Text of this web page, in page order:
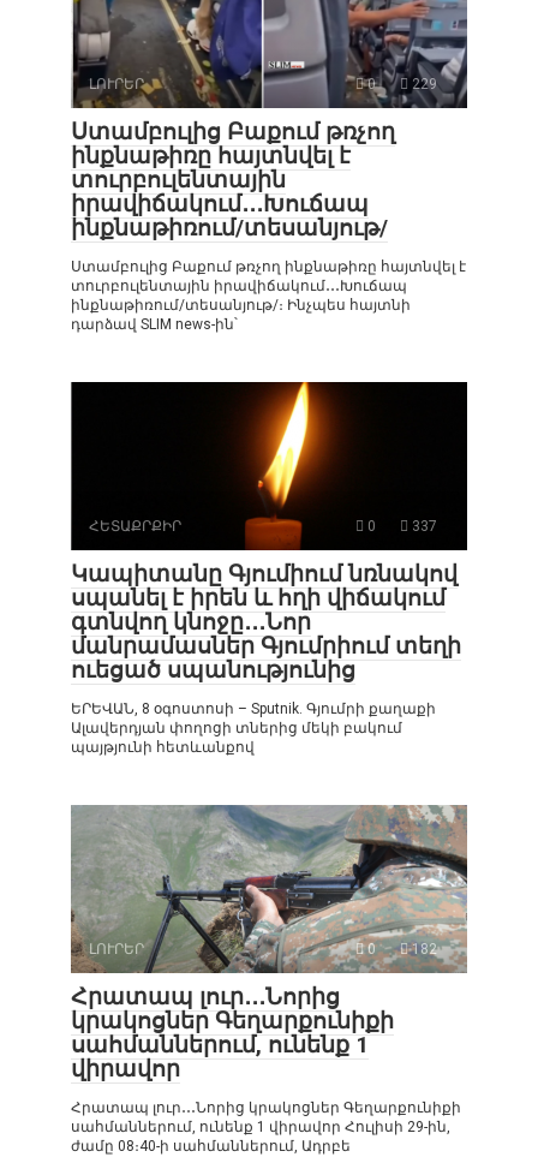
ԼՈՒՐԵՐ 0 229
Ստամբուլից Բաքում թռչող
ինքնաթիռը հայտնվել է
տուրբուլենտային
իրավիճակում․․․Խուճապ
ինքնաթիռում/տեսանյութ/
Ստամբուլից Բաքում թռչող ինքնաթիռը հայտնվել է
տուրբուլենտային իրավիճակում․․․Խուճապ
ինքնաթիռում/տեսանյութ/։ Ինչպես հայտնի
դարձավ SLIM news-ին՝
ՀԵՏԱՔՐՔԻՐ 0 337
Կապիտանը Գյումիում նռնակով
սպանել է իրեն և հղի վիճակում
գտնվող կնոջը․․․Նոր
մանրամասներ Գյումրիում տեղի
ուեցած սպանությունից
ԵՐԵՎԱՆ, 8 օգոստոսի – Sputnik. Գյումրի քաղաքի
Ալավերդյան փողոցի տներից մեկի բակում
պայթյունի հետևանքով
ԼՈՒՐԵՐ 0 182
Հրատապ լուր․․․Նորից
կրակոցներ Գեղարքունիքի
սահմաններում, ունենք 1
վիրավոր
Հրատապ լուր․․․Նորից կրակոցներ Գեղարքունիքի
սահմաններում, ունենք 1 վիրավոր Հուլիսի 29-ին,
ժամը 08։40-ի սահմաններում, Ադրբե